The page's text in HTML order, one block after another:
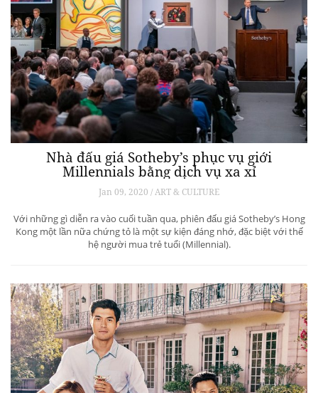
Nhà đấu giá Sotheby’s phục vụ giới
Millennials bằng dịch vụ xa xỉ
Jan 09, 2020 / ART & CULTURE
Với những gì diễn ra vào cuối tuần qua, phiên đấu giá Sotheby’s Hong
Kong một lần nữa chứng tỏ là một sự kiện đáng nhớ, đặc biệt với thế
hệ người mua trẻ tuổi (Millennial).